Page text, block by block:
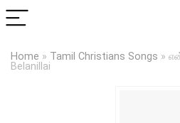
Home » Tamil Christians Songs »
Belanillai